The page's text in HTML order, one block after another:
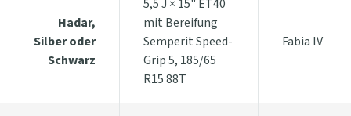
Hadar,
Silber oder
Schwarz
5,5 J × 15" ET40
mit Bereifung
Semperit Speed-
Grip 5, 185/65
R15 88T
Fabia IV